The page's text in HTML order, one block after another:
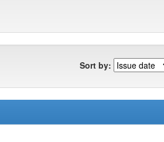
Sort by: